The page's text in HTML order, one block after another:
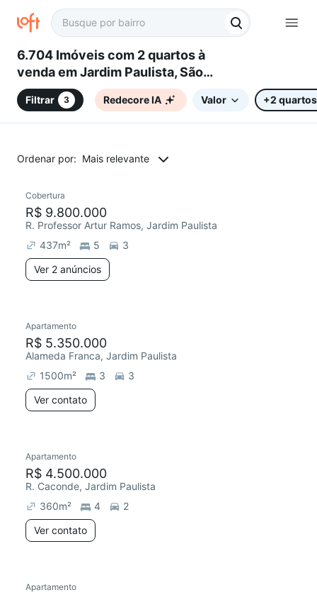
6.704 Imóveis com 2 quartos à
venda em Jardim Paulista, São
Paulo, SP
Filtrar 3 Redecore IA Valor +2 quartos
Ordenar por: Mais relevante
Cobertura
R$ 9.800.000
R. Professor Artur Ramos, Jardim Paulista
437m² 5
3
Ver 2 anúncios
Redecorar
Apartamento
R$ 5.350.000
Alameda Franca, Jardim Paulista
1500m² 3
3
Ver contato
Redecorar
Apartamento
R$ 4.500.000
R. Caconde, Jardim Paulista
360m² 4
2
Ver contato
Redecorar
Apartamento